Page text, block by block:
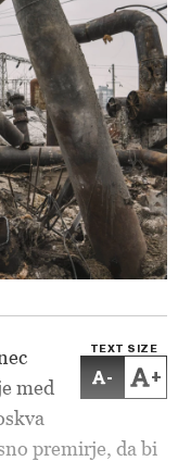
TEXT SIZE
- +
med
premirje, da bi